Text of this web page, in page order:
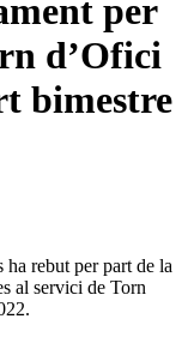
per
d’Ofici
bimestre
rebut per part de la
al servici de Torn